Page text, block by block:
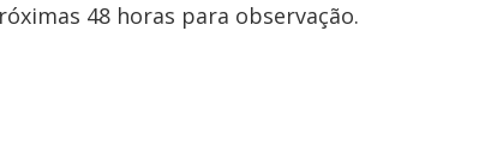
48 horas para observação.